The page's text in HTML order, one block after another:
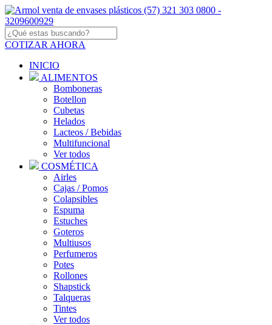
COTIZAR AHORA
INICIO
ALIMENTOS
Bomboneras
Botellon
Cubetas
Helados
Lacteos / Bebidas
Multifuncional
Ver todos
COSMÉTICA
Airles
Cajas / Pomos
Colapsibles
Espuma
Estuches
Goteros
Multiusos
Perfumeros
Potes
Rollones
Shapstick
Talqueras
Tintes
Ver todos